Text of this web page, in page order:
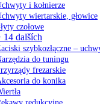
i kołnierze
wiertarskie, głowice
czołowe
14 dalších
szybkozłączne –
do tuningu
frezarskie
do konika